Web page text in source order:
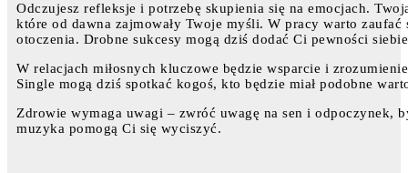
Odczujesz refleksje i potrzebę skupienia się na emocjach.
które od dawna zajmowały Twoje myśli. W pracy warto
otoczenia. Drobne sukcesy mogą dziś dodać Ci pewności
W relacjach miłosnych kluczowe będzie wsparcie i
Single mogą dziś spotkać kogoś, kto będzie miał podobne
Zdrowie wymaga uwagi – zwróć uwagę na sen i odpoczynek,
muzyka pomogą Ci się wyciszyć.